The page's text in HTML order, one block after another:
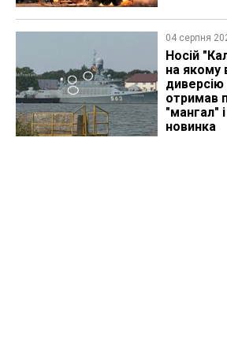
04 серпня
Носій
на якому
отримав
"мангал"
новинка